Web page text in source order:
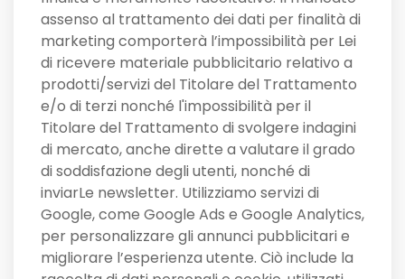
assenso al trattamento dei dati per finalità di
marketing comporterà l’impossibilità per Lei
di ricevere materiale pubblicitario relativo a
prodotti/servizi del Titolare del Trattamento
e/o di terzi nonché l'impossibilità per il
Titolare del Trattamento di svolgere indagini
di mercato, anche dirette a valutare il grado
di soddisfazione degli utenti, nonché di
inviarLe newsletter. Utilizziamo servizi di
Google, come Google Ads e Google Analytics,
per personalizzare gli annunci pubblicitari e
migliorare l’esperienza utente. Ciò include la